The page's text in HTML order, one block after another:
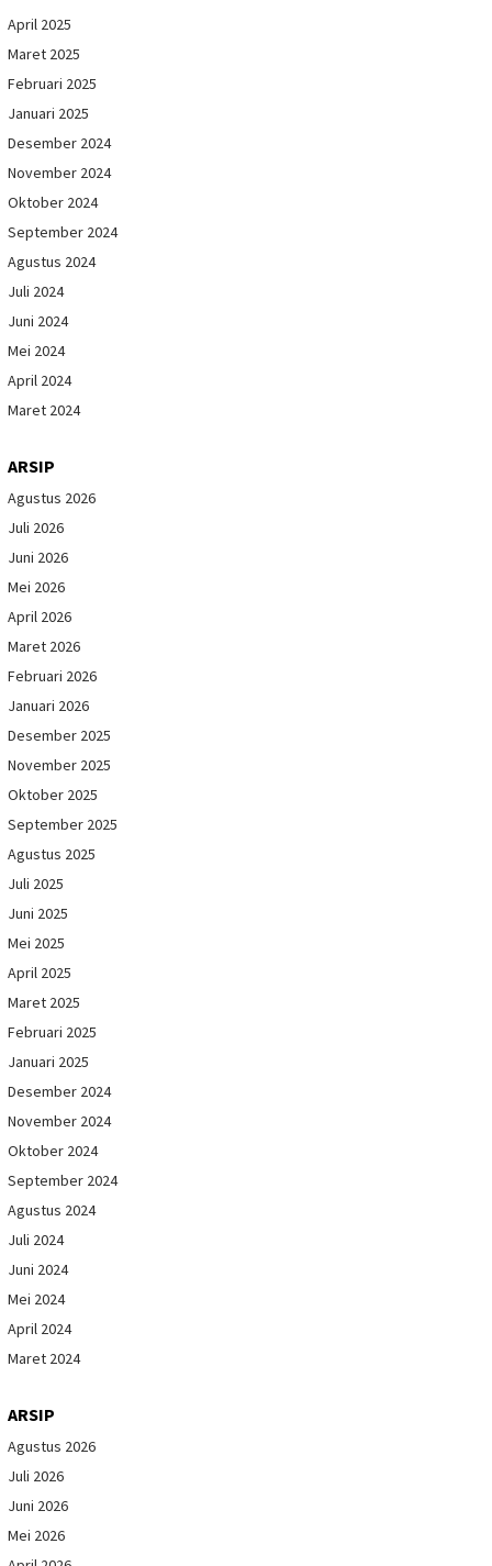
April 2025
Maret 2025
Februari 2025
Januari 2025
Desember 2024
November 2024
Oktober 2024
September 2024
Agustus 2024
Juli 2024
Juni 2024
Mei 2024
April 2024
Maret 2024
ARSIP
Agustus 2026
Juli 2026
Juni 2026
Mei 2026
April 2026
Maret 2026
Februari 2026
Januari 2026
Desember 2025
November 2025
Oktober 2025
September 2025
Agustus 2025
Juli 2025
Juni 2025
Mei 2025
April 2025
Maret 2025
Februari 2025
Januari 2025
Desember 2024
November 2024
Oktober 2024
September 2024
Agustus 2024
Juli 2024
Juni 2024
Mei 2024
April 2024
Maret 2024
ARSIP
Agustus 2026
Juli 2026
Juni 2026
Mei 2026